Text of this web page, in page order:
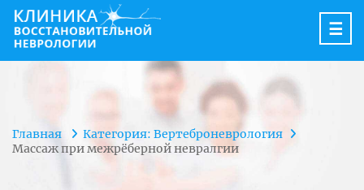
☰
Главная
Категория: Вертеброневрология
Массаж при межрёберной невралгии